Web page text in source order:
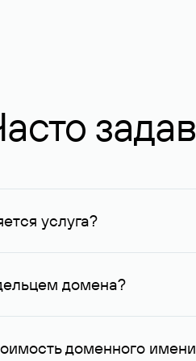
услуга?
в Руцентре и у
домена?
его контактные данные,
доменного